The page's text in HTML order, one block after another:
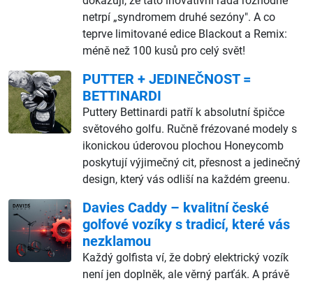
netrpí „syndromem druhé sezóny". A co
teprve limitované edice Blackout a Remix:
méně než 100 kusů pro celý svět!
PUTTER + JEDINEČNOST =
BETTINARDI
Puttery Bettinardi patří k absolutní špičce
světového golfu. Ručně frézované modely s
ikonickou úderovou plochou Honeycomb
poskytují výjimečný cit, přesnost a jedinečný
design, který vás odliší na každém greenu.
Davies Caddy – kvalitní české
golfové vozíky s tradicí, které vás
nezklamou
Každý golfista ví, že dobrý elektrický vozík
není jen doplněk, ale věrný parťák. A právě